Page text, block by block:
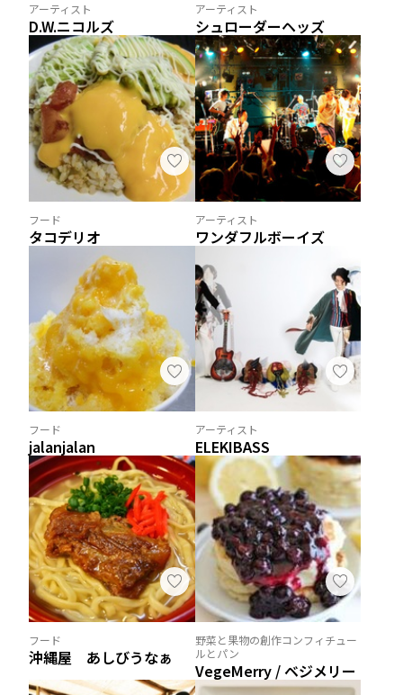
アーティスト
D.W.ニコルズ
アーティスト
シュローダーヘッズ
フード
タコデリオ
アーティスト
ワンダフルボーイズ
フード
jalanjalan
アーティスト
ELEKIBASS
フード
沖縄屋 あしびうなぁ
野菜と果物の創作コンフィチュー
ルとパン
VegeMerry / ベジメリー